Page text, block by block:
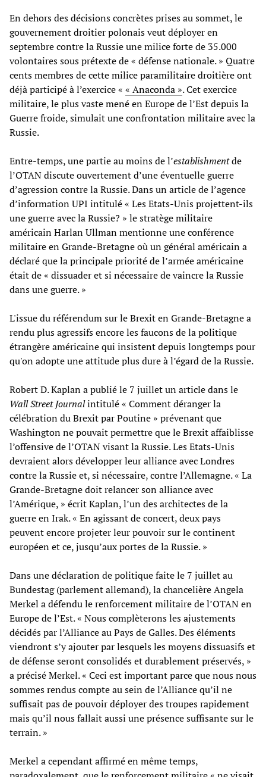
En dehors des décisions concrètes prises au sommet, le
gouvernement droitier polonais veut déployer en
septembre contre la Russie une milice forte de 35.000
volontaires sous prétexte de « défense nationale. » Quatre
cents membres de cette milice paramilitaire droitière ont
déjà participé à l’exercice « « Anaconda ». Cet exercice
militaire, le plus vaste mené en Europe de l’Est depuis la
Guerre froide, simulait une confrontation militaire avec la
Russie.
Entre-temps, une partie au moins de l’establishmentde
l’OTAN discute ouvertement d’une éventuelle guerre
d’agression contre la Russie. Dans un article de l’agence
d’information UPI intitulé « Les Etats-Unis projettent-ils
une guerre avec la Russie? » le stratège militaire
américain Harlan Ullman mentionne une conférence
militaire en Grande-Bretagne où un général américain a
déclaré que la principale priorité de l’armée américaine
était de « dissuader et si nécessaire de vaincre la Russie
dans une guerre. »
L'issue du référendum sur le Brexit en Grande-Bretagne a
rendu plus agressifs encore les faucons de la politique
étrangère américaine qui insistent depuis longtemps pour
qu'on adopte une attitude plus dure à l’égard de la Russie.
Robert D. Kaplan a publié le 7 juillet un article dans le
Wall Street Journalintitulé « Comment déranger la
célébration du Brexit par Poutine » prévenant que
Washington ne pouvait permettre que le Brexit affaiblisse
l’offensive de l’OTAN visant la Russie. Les Etats-Unis
devraient alors développer leur alliance avec Londres
contre la Russie et, si nécessaire, contre l’Allemagne. « La
Grande-Bretagne doit relancer son alliance avec
l’Amérique, » écrit Kaplan, l’un des architectes de la
guerre en Irak. « En agissant de concert, deux pays
peuvent encore projeter leur pouvoir sur le continent
européen et ce, jusqu’aux portes de la Russie. »
Dans une déclaration de politique faite le 7 juillet au
Bundestag (parlement allemand), la chancelière Angela
Merkel a défendu le renforcement militaire de l’OTAN en
Europe de l’Est. « Nous complèterons les ajustements
décidés par l’Alliance au Pays de Galles. Des éléments
viendront s’y ajouter par lesquels les moyens dissuasifs et
de défense seront consolidés et durablement préservés, »
a précisé Merkel. « Ceci est important parce que nous nous
sommes rendus compte au sein de l’Alliance qu’il ne
suffisait pas de pouvoir déployer des troupes rapidement
mais qu’il nous fallait aussi une présence suffisante sur le
terrain. »
Merkel a cependant affirmé en même temps,